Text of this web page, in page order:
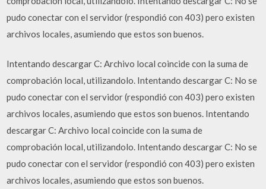
pudo conectar con el servidor (respondió con 403) pero existen
archivos locales, asumiendo que estos son buenos.
Intentando descargar C: Archivo local coincide con la suma de
comprobación local, utilizandolo. Intentando descargar C: No se
pudo conectar con el servidor (respondió con 403) pero existen
archivos locales, asumiendo que estos son buenos. Intentando
descargar C: Archivo local coincide con la suma de
comprobación local, utilizandolo. Intentando descargar C: No se
pudo conectar con el servidor (respondió con 403) pero existen
archivos locales, asumiendo que estos son buenos.